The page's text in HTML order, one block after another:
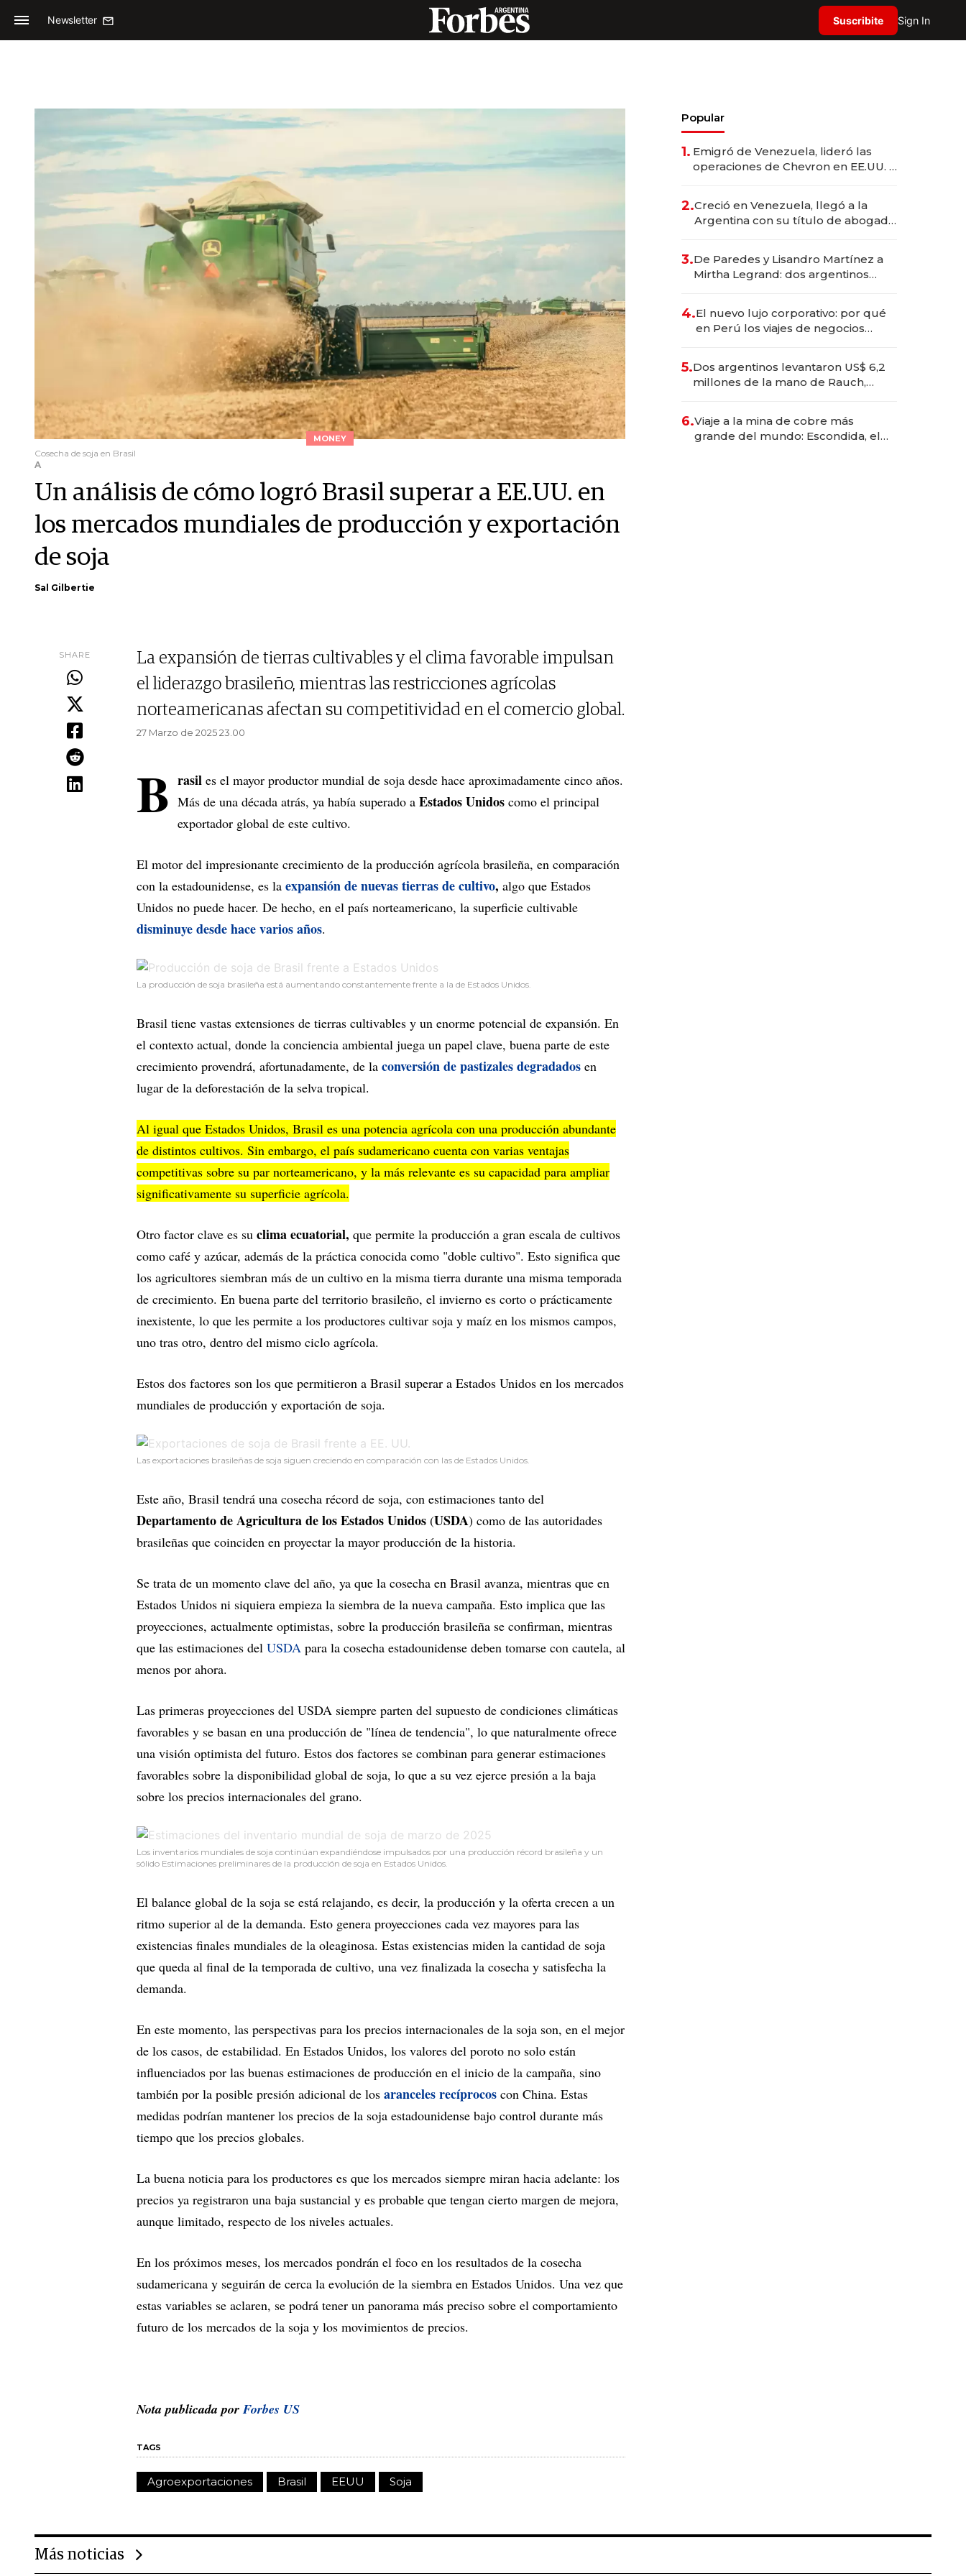
Newsletter Suscribite Sign In
MONEY
Cosecha de soja en Brasil
A
Un análisis de cómo logró Brasil superar a EE.UU. en
los mercados mundiales de producción y exportación
de soja
Sal Gilbertie
SHARE
La expansión de tierras cultivables y el clima favorable impulsan
el liderazgo brasileño, mientras las restricciones agrícolas
norteamericanas afectan su competitividad en el comercio global.
27 Marzo de 2025 23.00
B rasil es el mayor productor mundial de soja desde hace aproximadamente cinco años.
Más de una década atrás, ya había superado a Estados Unidos como el principal
exportador global de este cultivo.
El motor del impresionante crecimiento de la producción agrícola brasileña, en comparación
con la estadounidense, es la expansión de nuevas tierras de cultivo, algo que Estados
Unidos no puede hacer. De hecho, en el país norteamericano, la superficie cultivable
disminuye desde hace varios años.
La producción de soja brasileña está aumentando constantemente frente a la de Estados Unidos.
Brasil tiene vastas extensiones de tierras cultivables y un enorme potencial de expansión. En
el contexto actual, donde la conciencia ambiental juega un papel clave, buena parte de este
crecimiento provendrá, afortunadamente, de la conversión de pastizales degradados en
lugar de la deforestación de la selva tropical.
Al igual que Estados Unidos, Brasil es una potencia agrícola con una producción abundante
de distintos cultivos. Sin embargo, el país sudamericano cuenta con varias ventajas
competitivas sobre su par norteamericano, y la más relevante es su capacidad para ampliar
significativamente su superficie agrícola.
Otro factor clave es su clima ecuatorial, que permite la producción a gran escala de cultivos
como café y azúcar, además de la práctica conocida como "doble cultivo". Esto significa que
los agricultores siembran más de un cultivo en la misma tierra durante una misma temporada
de crecimiento. En buena parte del territorio brasileño, el invierno es corto o prácticamente
inexistente, lo que les permite a los productores cultivar soja y maíz en los mismos campos,
uno tras otro, dentro del mismo ciclo agrícola.
Estos dos factores son los que permitieron a Brasil superar a Estados Unidos en los mercados
mundiales de producción y exportación de soja.
Las exportaciones brasileñas de soja siguen creciendo en comparación con las de Estados Unidos.
Este año, Brasil tendrá una cosecha récord de soja, con estimaciones tanto del
Departamento de Agricultura de los Estados Unidos (USDA) como de las autoridades
brasileñas que coinciden en proyectar la mayor producción de la historia.
Se trata de un momento clave del año, ya que la cosecha en Brasil avanza, mientras que en
Estados Unidos ni siquiera empieza la siembra de la nueva campaña. Esto implica que las
proyecciones, actualmente optimistas, sobre la producción brasileña se confirman, mientras
que las estimaciones del USDA para la cosecha estadounidense deben tomarse con cautela, al
menos por ahora.
Las primeras proyecciones del USDA siempre parten del supuesto de condiciones climáticas
favorables y se basan en una producción de "línea de tendencia", lo que naturalmente ofrece
una visión optimista del futuro. Estos dos factores se combinan para generar estimaciones
favorables sobre la disponibilidad global de soja, lo que a su vez ejerce presión a la baja
sobre los precios internacionales del grano.
Los inventarios mundiales de soja continúan expandiéndose impulsados por una producción récord brasileña y un
sólido Estimaciones preliminares de la producción de soja en Estados Unidos.
El balance global de la soja se está relajando, es decir, la producción y la oferta crecen a un
ritmo superior al de la demanda. Esto genera proyecciones cada vez mayores para las
existencias finales mundiales de la oleaginosa. Estas existencias miden la cantidad de soja
que queda al final de la temporada de cultivo, una vez finalizada la cosecha y satisfecha la
demanda.
En este momento, las perspectivas para los precios internacionales de la soja son, en el mejor
de los casos, de estabilidad. En Estados Unidos, los valores del poroto no solo están
influenciados por las buenas estimaciones de producción en el inicio de la campaña, sino
también por la posible presión adicional de los aranceles recíprocos con China. Estas
medidas podrían mantener los precios de la soja estadounidense bajo control durante más
tiempo que los precios globales.
La buena noticia para los productores es que los mercados siempre miran hacia adelante: los
precios ya registraron una baja sustancial y es probable que tengan cierto margen de mejora,
aunque limitado, respecto de los niveles actuales.
En los próximos meses, los mercados pondrán el foco en los resultados de la cosecha
sudamericana y seguirán de cerca la evolución de la siembra en Estados Unidos. Una vez que
estas variables se aclaren, se podrá tener un panorama más preciso sobre el comportamiento
futuro de los mercados de la soja y los movimientos de precios.
Nota publicada porForbes US
TAGS
Agroexportaciones Brasil EEUU Soja
Popular
1. Emigró de Venezuela, lideró las
operaciones de Chevron en EE.UU. y
2.Creció en Venezuela, llegó a la
Argentina con su título de abogado
marcas "fast premium"
3.De Paredes y Lisandro Martínez a
Mirtha Legrand: dos argentinos
4.El nuevo lujo corporativo: por qué
en Perú los viajes de negocios
transformadoras
5.Dos argentinos levantaron US$ 6,2
millones de la mano de Rauch,
6.Viaje a la mina de cobre más
grande del mundo: Escondida, el
Más noticias